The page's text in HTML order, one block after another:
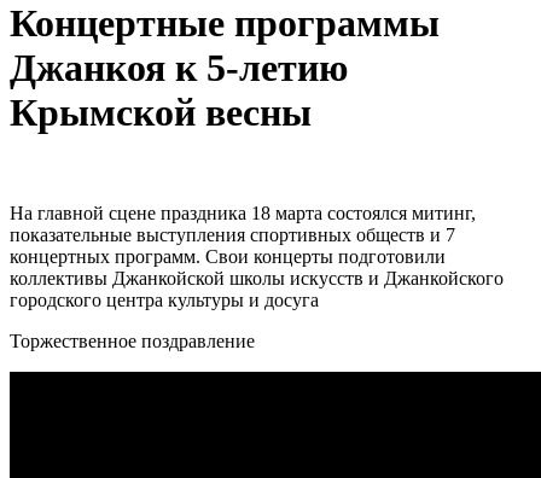
Концертные программы
Джанкоя к 5-летию
Крымской весны
На главной сцене праздника 18 марта состоялся митинг,
показательные выступления спортивных обществ и 7
концертных программ. Свои концерты подготовили
коллективы Джанкойской школы искусств и Джанкойского
городского центра культуры и досуга
Торжественное поздравление